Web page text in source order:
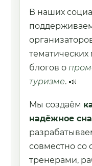
В наших
блогов о
туризме. 📣
Мы создаём
надёжное
совместно со
тренерами,